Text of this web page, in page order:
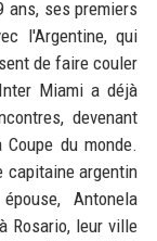
ses premiers
l'Argentine, qui
de faire couler
Miami a déjà
devenant
du monde.
capitaine argentin
Antonela
Rosario, leur ville